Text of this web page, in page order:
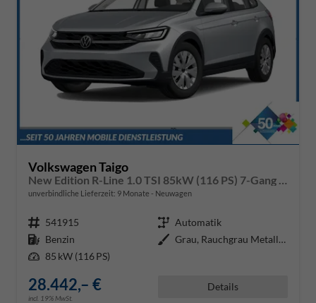
Volkswagen Taigo
unverbindliche Lieferzeit: 9 Monate Neuwagen
Fahrzeugnr. 541915 Getriebe Automatik
Kraftstoff Benzin Außenfarbe
Grau, Rauchgrau Metallic / Dach
Leistung 85 kW (116 PS)
28.442,– €
incl. 19% MwSt.
Details